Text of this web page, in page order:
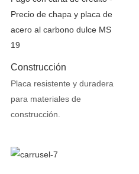
Construcción
Placa resistente y duradera
para materiales de
construcción.